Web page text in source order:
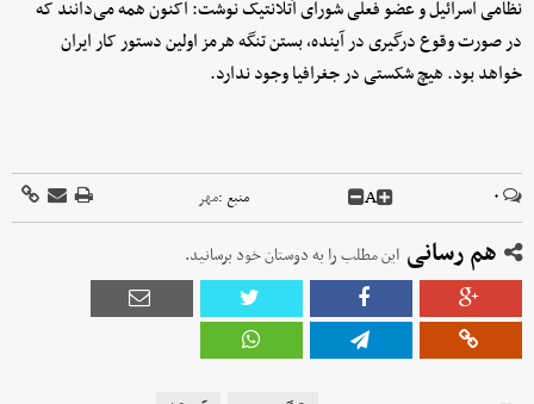
نظامی اسرائیل و عضو فعلی شورای آتلانتیک نوشت: اکنون همه می‌دانند که
در صورت وقوع درگیری در آینده، بستن تنگه هرمز اولین دستور کار ایران
خواهد بود. هیچ شکستی در جغرافیا وجود ندارد.
۰ A منبع :مهر
هم رسانی این مطلب را به دوستان خود برسانید.